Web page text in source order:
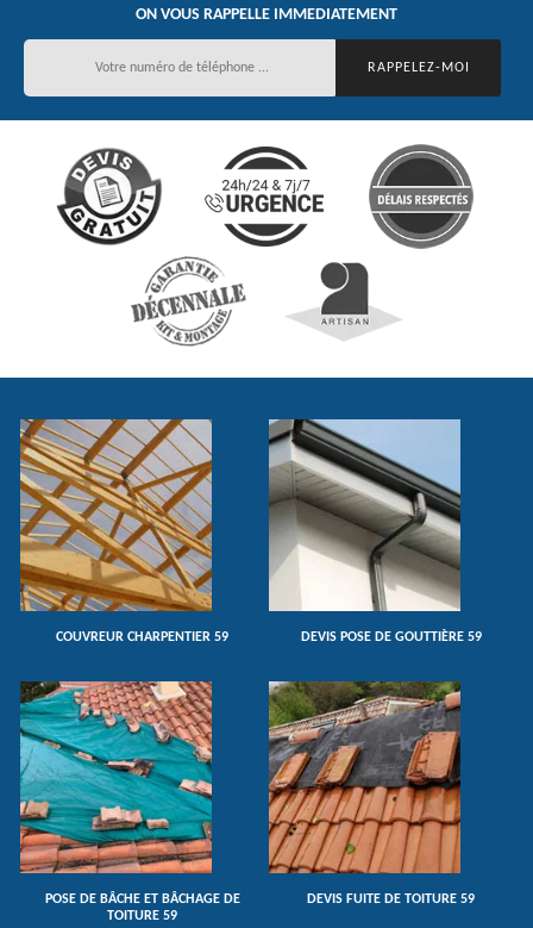
ON VOUS RAPPELLE IMMEDIATEMENT
COUVREUR CHARPENTIER 59 DEVIS POSE DE GOUTTIÈRE 59
POSE DE BÂCHE ET BÂCHAGE DE
TOITURE 59
DEVIS FUITE DE TOITURE 59